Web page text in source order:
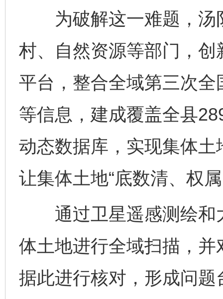
为破解这一难题，汤
村、自然资源等部门，
平台，整合全域第三次
等信息，建成覆盖全县
动态数据库，实现集体土
让集体土地“底数清、权
通过卫星遥感测绘和
体土地进行全域扫描，
据此进行核对，形成问